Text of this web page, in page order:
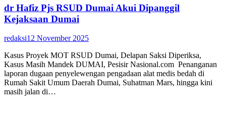
dr Hafiz Pjs RSUD Dumai Akui Dipanggil
Kejaksaan Dumai
redaksi12 November 2025
Kasus Proyek MOT RSUD Dumai, Delapan Saksi Diperiksa,
Kasus Masih Mandek DUMAI, Pesisir Nasional.com Penanganan
laporan dugaan penyelewengan pengadaan alat medis bedah di
Rumah Sakit Umum Daerah Dumai, Suhatman Mars, hingga kini
masih jalan di…